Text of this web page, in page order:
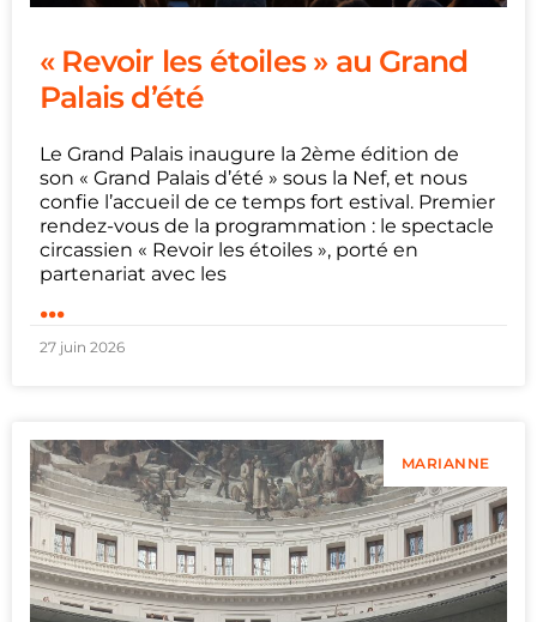
« Revoir les étoiles » au Grand
Palais d’été
Le Grand Palais inaugure la 2ème édition de
son « Grand Palais d’été » sous la Nef, et nous
confie l’accueil de ce temps fort estival. Premier
rendez-vous de la programmation : le spectacle
circassien « Revoir les étoiles », porté en
partenariat avec les
...
27 juin 2026
MARIANNE